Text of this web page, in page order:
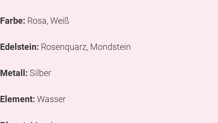
Farbe: Rosa, Weiß
Edelstein: Rosenquarz, Mondstein
Metall: Silber
Element: Wasser